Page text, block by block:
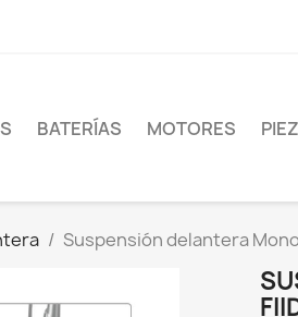
BATERÍAS MOTORES
Suspensión delantera